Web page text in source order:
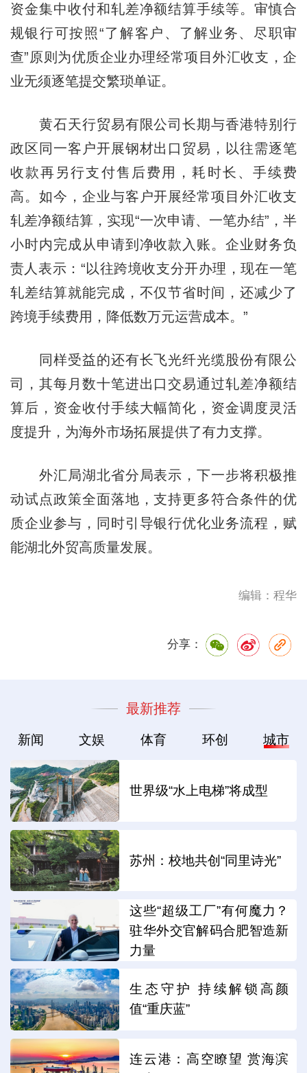
资金集中收付和轧差净额结算手续等。审慎合
规银行可按照“了解客户、了解业务、尽职审
查”原则为优质企业办理经常项目外汇收支，企
业无须逐笔提交繁琐单证。
黄石天行贸易有限公司长期与香港特别行
政区同一客户开展钢材出口贸易，以往需逐笔
收款再另行支付售后费用，耗时长、手续费
高。如今，企业与客户开展经常项目外汇收支
轧差净额结算，实现“一次申请、一笔办结”，半
小时内完成从申请到净收款入账。企业财务负
责人表示：“以往跨境收支分开办理，现在一笔
轧差结算就能完成，不仅节省时间，还减少了
跨境手续费用，降低数万元运营成本。”
同样受益的还有长飞光纤光缆股份有限公
司，其每月数十笔进出口交易通过轧差净额结
算后，资金收付手续大幅简化，资金调度灵活
度提升，为海外市场拓展提供了有力支撑。
外汇局湖北省分局表示，下一步将积极推
动试点政策全面落地，支持更多符合条件的优
质企业参与，同时引导银行优化业务流程，赋
能湖北外贸高质量发展。
编辑：程华
分享：
最新推荐
新闻 文娱 体育 环创 城市
世界级“水上电梯”将成型
苏州：校地共创“同里诗光”
这些“超级工厂”有何魔力？
驻华外交官解码合肥智造新
力量
生态守护 持续解锁高颜
值“重庆蓝”
连云港：高空瞭望 赏海滨